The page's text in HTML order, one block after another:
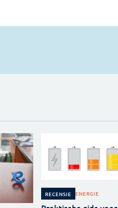
RECENSIE ENERGIE